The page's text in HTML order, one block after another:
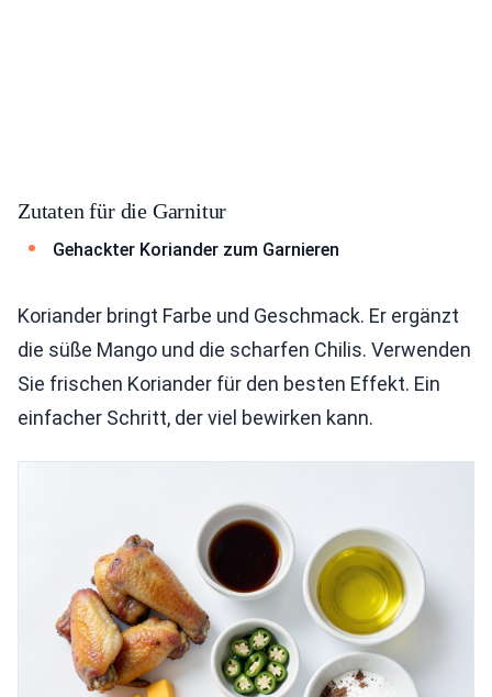
Zutaten für die Garnitur
Gehackter Koriander zum Garnieren
Koriander bringt Farbe und Geschmack. Er ergänzt
die süße Mango und die scharfen Chilis. Verwenden
Sie frischen Koriander für den besten Effekt. Ein
einfacher Schritt, der viel bewirken kann.